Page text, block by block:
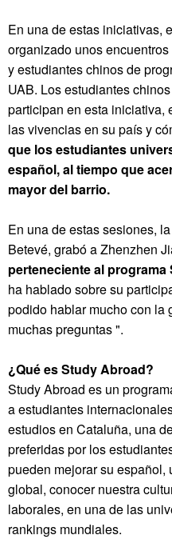
En una de estas iniciativas,
organizado unos
y estudiantes chinos de
UAB. Los estudiantes
participan en esta iniciativa,
las vivencias en su país y
que los estudiantes
español, al tiempo que
mayor del barrio.
En una de estas sesiones,
Betevé, grabó a Zhenzhen
perteneciente al
ha hablado sobre su
podido hablar mucho con la
muchas preguntas ".
¿Qué es Study Abroad?
Study Abroad es un
a estudiantes
estudios en Cataluña, una
preferidas por los
pueden mejorar su
global, conocer nuestra
laborales, en una de las
rankings mundiales.